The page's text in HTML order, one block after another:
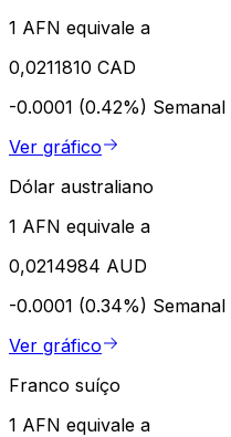
1 AFN equivale a
0,0211810 CAD
-0.0001 (0.42%) Semanal
Ver gráfico
Dólar australiano
1 AFN equivale a
0,0214984 AUD
-0.0001 (0.34%) Semanal
Ver gráfico
Franco suíço
1 AFN equivale a